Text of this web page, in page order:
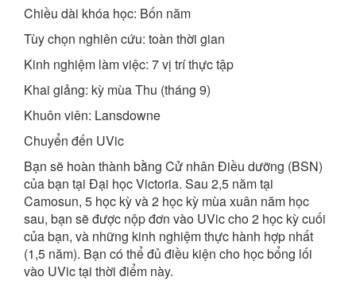
Chiều dài khóa học: Bốn năm
Tùy chọn nghiên cứu: toàn thời gian
Kinh nghiệm làm việc: 7 vị trí thực tập
Khai giảng: kỳ mùa Thu (tháng 9)
Khuôn viên: Lansdowne
Chuyển đến UVic
Bạn sẽ hoàn thành bằng Cử nhân Điều dưỡng (BSN)
của bạn tại Đại học Victoria. Sau 2,5 năm tại
Camosun, 5 học kỳ và 2 học kỳ mùa xuân năm học
sau, bạn sẽ được nộp đơn vào UVic cho 2 học kỳ cuối
của bạn, và những kinh nghiệm thực hành hợp nhất
(1,5 năm). Bạn có thể đủ điều kiện cho học bổng lối
vào UVic tại thời điểm này.